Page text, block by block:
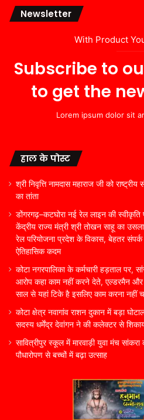
Newsletter
With Product
Subscribe to
to get the
Lorem ipsum dolor sit
हाल के पोस्ट
श्री निवृत्ति नामदास महाराज जी को
का तांता
डोंगरगढ़–कटघोरा नई रेल लाइन की
केंद्रीय राज्य मंत्री श्री तोखन साहू का
रेल परियोजना प्रदेश के विकास, बेहतर
ऐतिहासिक कदम
कोटा नगरपालिका के कर्मचारी हड़ताल पर,
आरोप कहा काम नहीं करने देते, एल्डरमैन और
साल से यहां टिके है इसलिए काम करना नहीं
कोटा क्षेत्र नवागांव राशन दुकान में बड़ा
सदस्य धर्मेंद्र देवांगन ने की कलेक्टर से
सावित्रीपुर स्कूल में मारवाड़ी युवा मंच सांकरा
पौधारोपण से बच्चों में बढ़ा उत्साह